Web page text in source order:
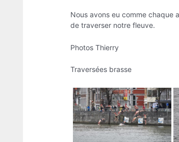
Nous avons eu comme chaque
de traverser notre fleuve.
Photos Thierry
Traversées brasse